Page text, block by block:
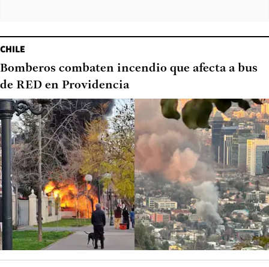
CHILE
Bomberos combaten incendio que afecta a bus
de RED en Providencia